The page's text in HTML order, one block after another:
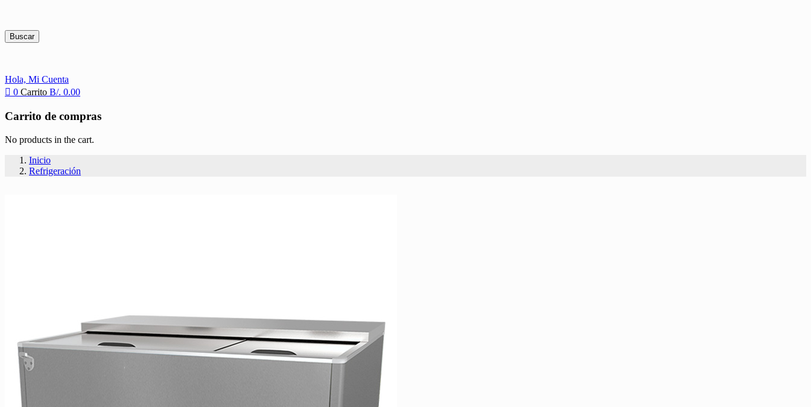
Buscar
Hola, Mi Cuenta
0 Carrito B/. 0.00
Carrito de compras
No products in the cart.
Inicio
Refrigeración